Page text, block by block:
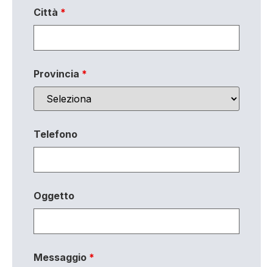
Città *
Provincia *
Telefono
Oggetto
Messaggio *